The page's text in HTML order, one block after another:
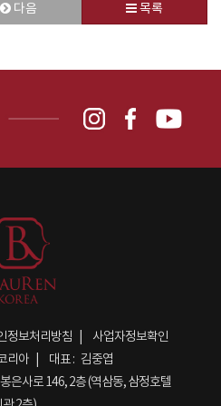
다음 목록
정보처리방침
사업자정보확인
리아 대표 : 김중엽
은사로 146, 2층 (역삼동, 삼정호텔